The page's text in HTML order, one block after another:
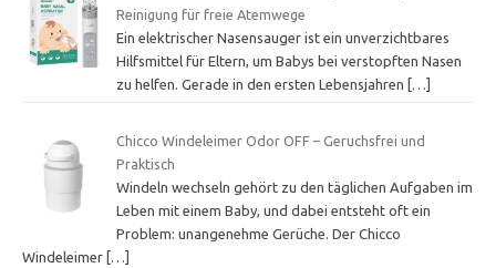
Reinigung für freie Atemwege
Ein elektrischer Nasensauger ist ein unverzichtbares
Hilfsmittel für Eltern, um Babys bei verstopften Nasen
zu helfen. Gerade in den ersten Lebensjahren
[…]
Chicco Windeleimer Odor OFF – Geruchsfrei und
Praktisch
Windeln wechseln gehört zu den täglichen Aufgaben im
Leben mit einem Baby, und dabei entsteht oft ein
Problem: unangenehme Gerüche. Der Chicco
Windeleimer […]